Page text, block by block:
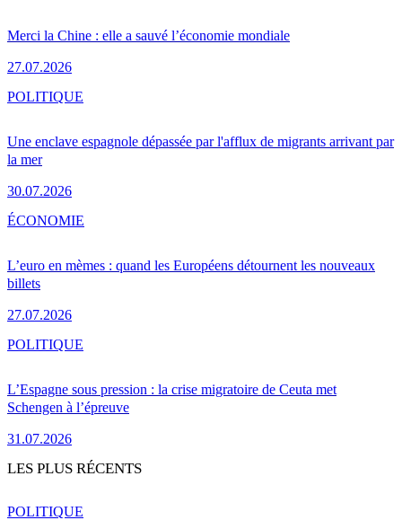
Merci la Chine : elle a sauvé l’économie mondiale
27.07.2026
Une enclave espagnole dépassée par l'afflux de migrants arrivant par
la mer
30.07.2026
POLITIQUE
L’euro en mèmes : quand les Européens détournent les nouveaux
billets
27.07.2026
ÉCONOMIE
L’Espagne sous pression : la crise migratoire de Ceuta met
Schengen à l’épreuve
31.07.2026
POLITIQUE
LES PLUS RÉCENTS
POLITIQUE